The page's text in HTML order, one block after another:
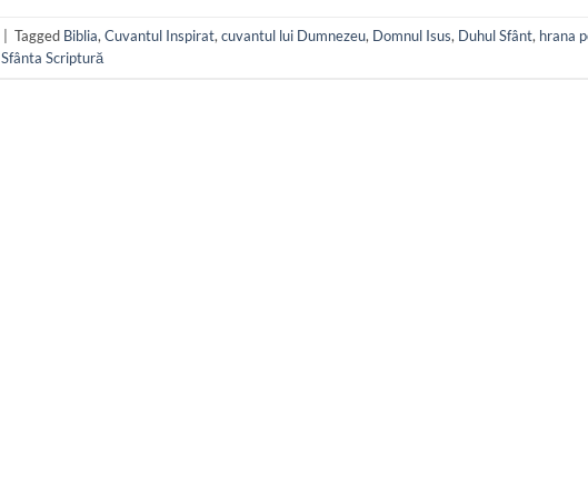
Tagged Biblia, Cuvantul Inspirat, cuvantul lui Dumnezeu, Domnul Isus, Duhul Sfânt, hrana
Sfânta Scriptură